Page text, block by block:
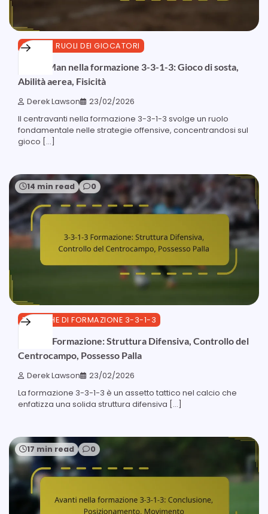
3-3-1-3 RUOLI DEI GIOCATORI
Target Man nella formazione 3-3-1-3: Gioco di sosta,
Abilità aerea, Fisicità
Derek Lawson 23/02/2026
Il centravanti nella formazione 3-3-1-3 svolge un ruolo
fondamentale nelle strategie offensive, concentrandosi sul
gioco […]
14 min read 0
TATTICHE DI FORMAZIONE 3-3-1-3
3-3-1-3 Formazione: Struttura Difensiva, Controllo del
Centrocampo, Possesso Palla
Derek Lawson 23/02/2026
La formazione 3-3-1-3 è un assetto tattico nel calcio che
enfatizza una solida struttura difensiva […]
17 min read 0